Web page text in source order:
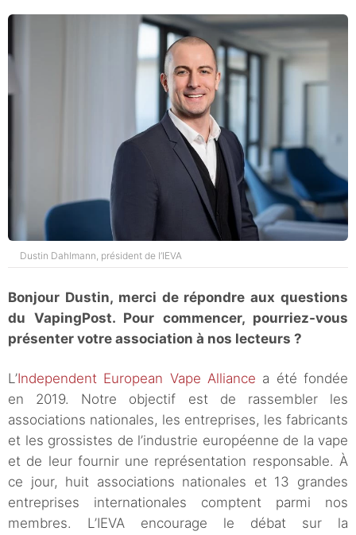
Dustin Dahlmann, président de l’IEVA
Bonjour Dustin, merci de répondre aux questions
du VapingPost. Pour commencer, pourriez-vous
présenter votre association à nos lecteurs ?
L’Independent European Vape Alliance a été fondée
en 2019. Notre objectif est de rassembler les
associations nationales, les entreprises, les fabricants
et les grossistes de l’industrie européenne de la vape
et de leur fournir une représentation responsable. À
ce jour, huit associations nationales et 13 grandes
entreprises internationales comptent parmi nos
membres. L’IEVA encourage le débat sur la